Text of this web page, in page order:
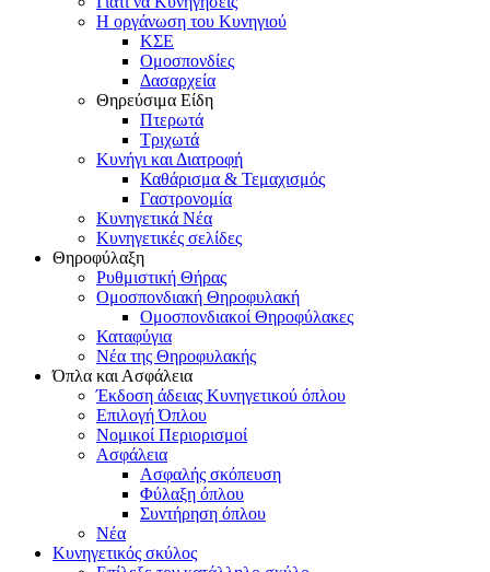
Η οργάνωση του Κυνηγιού
ΚΣΕ
Ομοσπονδίες
Δασαρχεία
Θηρεύσιμα Είδη
Πτερωτά
Τριχωτά
Κυνήγι και Διατροφή
Καθάρισμα & Τεμαχισμός
Γαστρονομία
Κυνηγετικά Νέα
Κυνηγετικές σελίδες
Θηροφύλαξη
Ρυθμιστική Θήρας
Ομοσπονδιακή Θηροφυλακή
Oμοσπονδιακοί Θηροφύλακες
Καταφύγια
Νέα της Θηροφυλακής
Όπλα και Ασφάλεια
Έκδοση άδειας Κυνηγετικού όπλου
Επιλογή Όπλου
Νομικοί Περιορισμοί
Ασφάλεια
Ασφαλής σκόπευση
Φύλαξη όπλου
Συντήρηση όπλου
Νέα
Κυνηγετικός σκύλος